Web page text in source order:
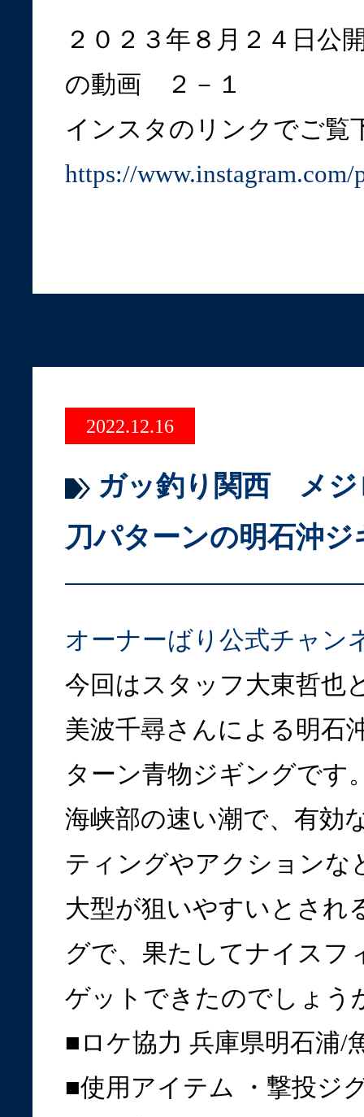
２０２３年８月２４日
の動画 ２－１
インスタのリンクでご覧
https://
2022.12.16
ガッ釣り関西 メジ
刀パターンの明石沖ジ
オーナーばり公式チャン
今回はスタッフ大東哲也
美波千尋さんによる明石
ターン青物ジギングです
海峡部の速い潮で、有効
ティングやアクションな
大型が狙いやすいとされ
グで、果たしてナイスフ
ゲットできたのでしょう
■ロケ協力 兵庫県明石浦/
■使用アイテム ・撃投ジ